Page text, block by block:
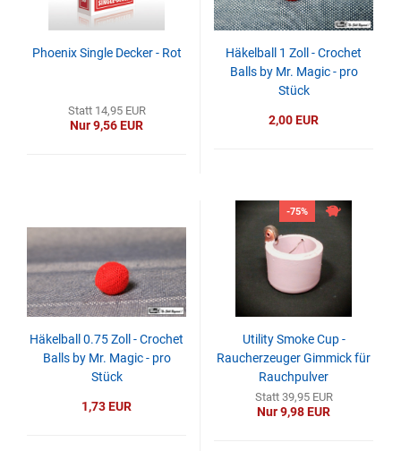
Phoenix Single Decker - Rot
Statt 14,95 EUR
Nur 9,56 EUR
Häkelball 1 Zoll - Crochet
Balls by Mr. Magic - pro
Stück
2,00 EUR
Häkelball 0.75 Zoll - Crochet
Balls by Mr. Magic - pro
Stück
1,73 EUR
-75%
Utility Smoke Cup -
Raucherzeuger Gimmick für
Rauchpulver
Statt 39,95 EUR
Nur 9,98 EUR